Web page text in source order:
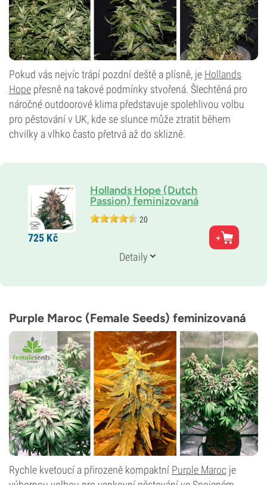
Pokud vás nejvíc trápí pozdní deště a plísně, je Hollands
Hope přesně na takové podmínky stvořená. Šlechtěná pro
náročné outdoorové klima představuje spolehlivou volbu
pro pěstování v UK, kde se slunce může ztratit během
chvilky a vlhko často přetrvá až do sklizně.
Hollands Hope (Dutch
Passion) feminizovaná
20
Genetika
100% Indika
15 %
Neznámé
Typ kvetení
Fotoperioda
725 Kč
Detaily
Purple Maroc (Female Seeds) feminizovaná
Rychle kvetoucí a přirozeně kompaktní Purple Maroc je